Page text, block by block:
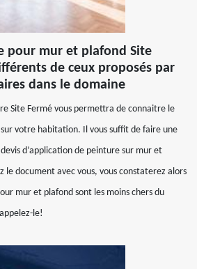
pour mur et plafond Site
de ceux proposés par
dans le domaine
Site Fermé vous permettra de connaitre le
votre habitation. Il vous suffit de faire une
d’application de peinture sur mur et
le document avec vous, vous constaterez alors
mur et plafond sont les moins chers du
le!